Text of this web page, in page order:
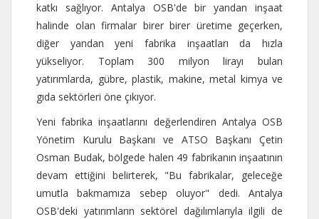
katkı sağlıyor. Antalya OSB'de bir yandan inşaat
halinde olan firmalar birer birer üretime geçerken,
diğer yandan yeni fabrika inşaatları da hızla
yükseliyor. Toplam 300 milyon lirayı bulan
yatırımlarda, gübre, plastik, makine, metal kimya ve
gıda sektörleri öne çıkıyor.
Yeni fabrika inşaatlarını değerlendiren Antalya OSB
Yönetim Kurulu Başkanı ve ATSO Başkanı Çetin
Osman Budak, bölgede halen 49 fabrikanın inşaatının
devam ettiğini belirterek, "Bu fabrikalar, geleceğe
umutla bakmamıza sebep oluyor" dedi. Antalya
OSB'deki yatırımların sektörel dağılımlarıyla ilgili de